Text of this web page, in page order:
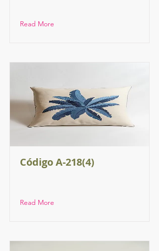
Read More
Código A-218(4)
Read More